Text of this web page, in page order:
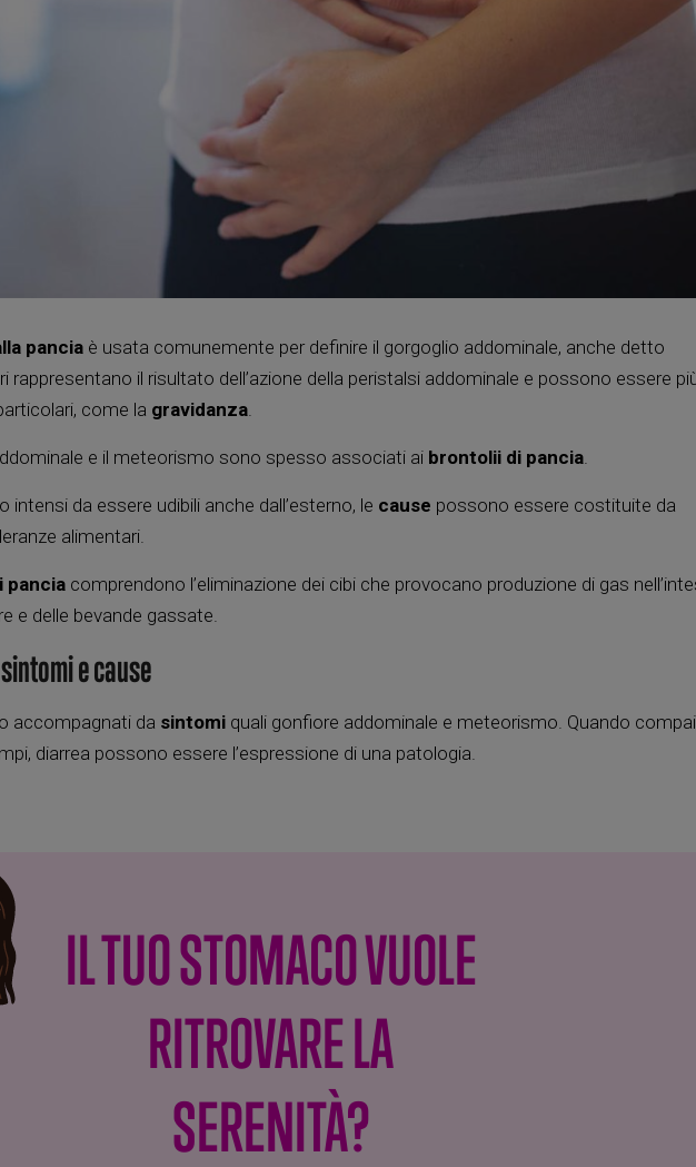
pancia è usata comunemente per definire il gorgoglio addominale, anche detto
rappresentano il risultato dell’azione della peristalsi addominale e possono essere
come la gravidanza
e il meteorismo sono spesso associati ai brontolii di pancia
da essere udibili anche dall’esterno, le cause possono essere costituite da
alimentari.
pancia comprendono l’eliminazione dei cibi che provocano produzione di gas
e delle bevande gassate.
e cause
accompagnati da sintomi quali gonfiore addominale e meteorismo. Quando
diarrea possono essere l’espressione di una patologia.
IL TUO STOMACO VUOLE
RITROVARE LA
SERENITÀ?